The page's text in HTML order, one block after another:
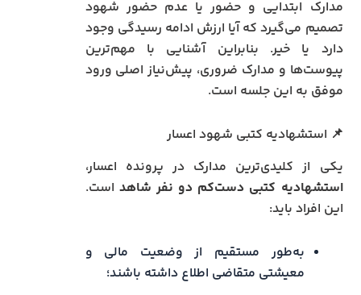
مدارک ابتدایی و حضور یا عدم حضور شهود
تصمیم می‌گیرد که آیا ارزش ادامه رسیدگی وجود
دارد یا خیر. بنابراین آشنایی با مهم‌ترین
پیوست‌ها و مدارک ضروری، پیش‌نیاز اصلی ورود
موفق به این جلسه است.
📌 استشهادیه کتبی شهود اعسار
یکی از کلیدی‌ترین مدارک در پرونده اعسار،
استشهادیه کتبی دست‌کم دو نفر شاهد است.
این افراد باید:
به‌طور مستقیم از وضعیت مالی و
معیشتی متقاضی اطلاع داشته باشند؛